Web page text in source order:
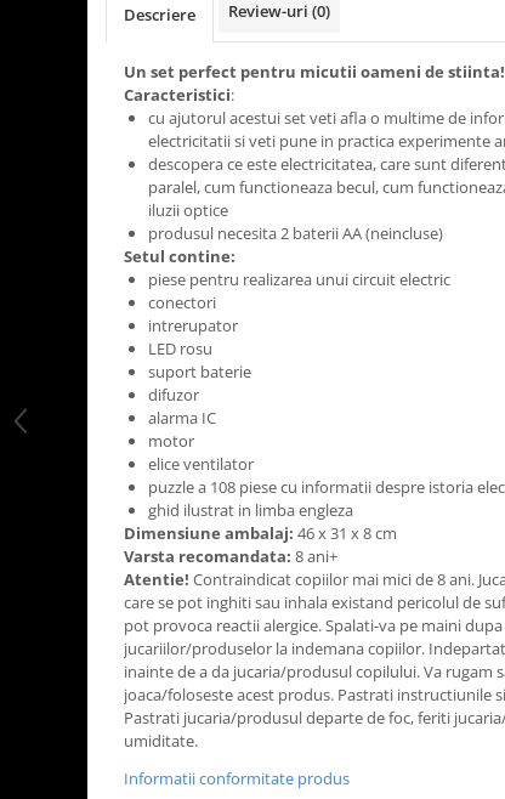
LEGO Architecture
LEGO Speed Champions
Descriere Review-uri (0)
Un set perfect pentru micutii oameni de stiinta!
Caracteristici:
cu ajutorul acestui set veti afla o multime de
electricitatii si veti pune in practica experimente
descopera ce este electricitatea, care sunt
paralel, cum functioneaza becul, cum
iluzii optice
produsul necesita 2 baterii AA (neincluse)
Setul contine:
piese pentru realizarea unui circuit electric
conectori
intrerupator
LED rosu
suport baterie
difuzor
alarma IC
motor
elice ventilator
puzzle a 108 piese cu informatii despre istoria
ghid ilustrat in limba engleza
Dimensiune ambalaj: 46 x 31 x 8 cm
Varsta recomandata: 8 ani+
Atentie! Contraindicat copiilor mai mici de 8 ani.
care se pot inghiti sau inhala existand pericolul de
pot provoca reactii alergice. Spalati-va pe maini
jucariilor/produselor la indemana copiilor.
inainte de a da jucaria/produsul copilului. Va rugam
joaca/foloseste acest produs. Pastrati instructiunile
Pastrati jucaria/produsul departe de foc, feriti
umiditate.
Informatii conformitate produs